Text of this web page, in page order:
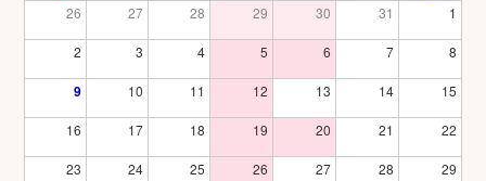
26 27 28 29 30 31 1
2 3 4 5 6 7 8
9 10 11 12 13 14 15
16 17 18 19 20 21 22
23 24 25 26 27 28 29